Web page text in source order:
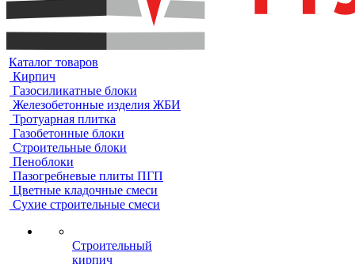
Каталог товаров
Кирпич
Газосиликатные блоки
Железобетонные изделия ЖБИ
Тротуарная плитка
Газобетонные блоки
Строительные блоки
Пеноблоки
Пазогребневые плиты ПГП
Цветные кладочные смеси
Сухие строительные смеси
Строительный
кирпич